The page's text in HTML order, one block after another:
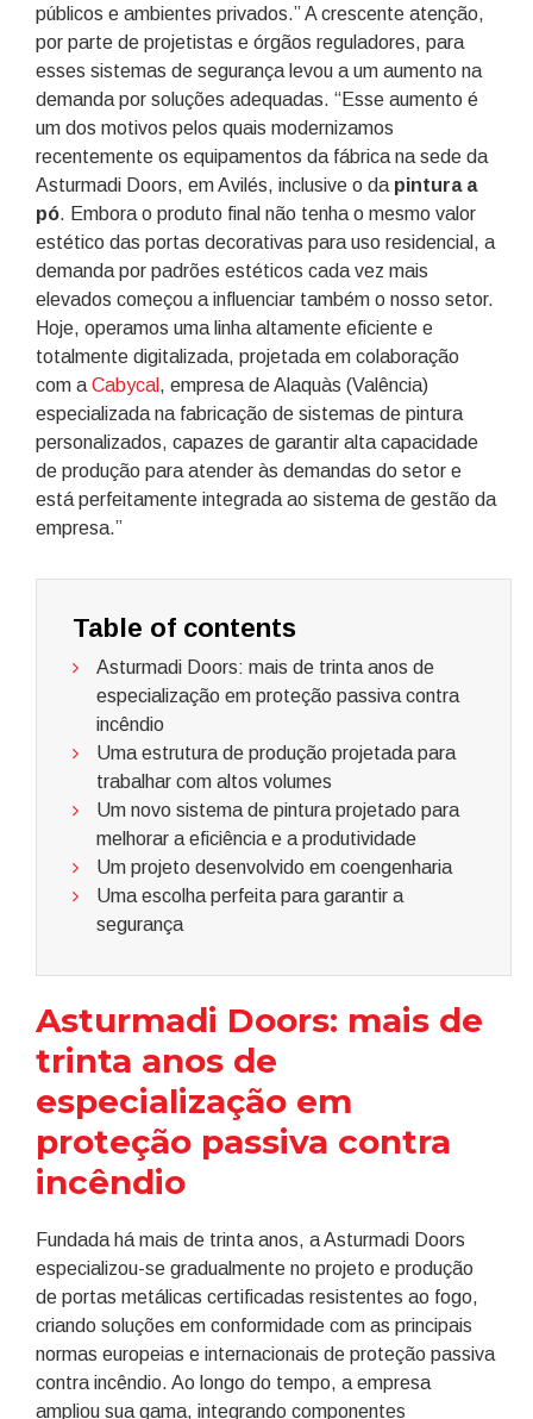
públicos e ambientes privados.” A crescente atenção,
por parte de projetistas e órgãos reguladores, para
esses sistemas de segurança levou a um aumento na
demanda por soluções adequadas. “Esse aumento é
um dos motivos pelos quais modernizamos
recentemente os equipamentos da fábrica na sede da
Asturmadi Doors, em Avilés, inclusive o da pintura a
pó. Embora o produto final não tenha o mesmo valor
estético das portas decorativas para uso residencial, a
demanda por padrões estéticos cada vez mais
elevados começou a influenciar também o nosso setor.
Hoje, operamos uma linha altamente eficiente e
totalmente digitalizada, projetada em colaboração
com a Cabycal , empresa de Alaquàs (Valência)
especializada na fabricação de sistemas de pintura
personalizados, capazes de garantir alta capacidade
de produção para atender às demandas do setor e
está perfeitamente integrada ao sistema de gestão da
empresa.”
Table of contents
Asturmadi Doors: mais de trinta anos de
especialização em proteção passiva contra
incêndio
Uma estrutura de produção projetada para
trabalhar com altos volumes
Um novo sistema de pintura projetado para
melhorar a eficiência e a produtividade
Um projeto desenvolvido em coengenharia
Uma escolha perfeita para garantir a
segurança
Asturmadi Doors: mais de
trinta anos de
especialização em
proteção passiva contra
incêndio
Fundada há mais de trinta anos, a Asturmadi Doors
especializou-se gradualmente no projeto e produção
de portas metálicas certificadas resistentes ao fogo,
criando soluções em conformidade com as principais
normas europeias e internacionais de proteção passiva
contra incêndio. Ao longo do tempo, a empresa
ampliou sua gama, integrando componentes